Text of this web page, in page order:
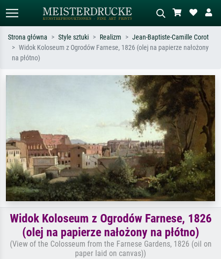
Wyszukiwanie standardowe
abstrakcja z czerwienią, ciemny olej,
stojący akt obok drzewa.
Strona główna Style sztuki Realizm
Jean-Baptiste-Camille Corot
Widok Koloseum z Ogrodów Farnese, 1826 (olej na papierze nałożony
na płótno)
Widok Koloseum z Ogrodów Farnese, 1826
(olej na papierze nałożony na płótno)
(View of the Colosseum from the Farnese Gardens, 1826 (oil on
paper laid on canvas))